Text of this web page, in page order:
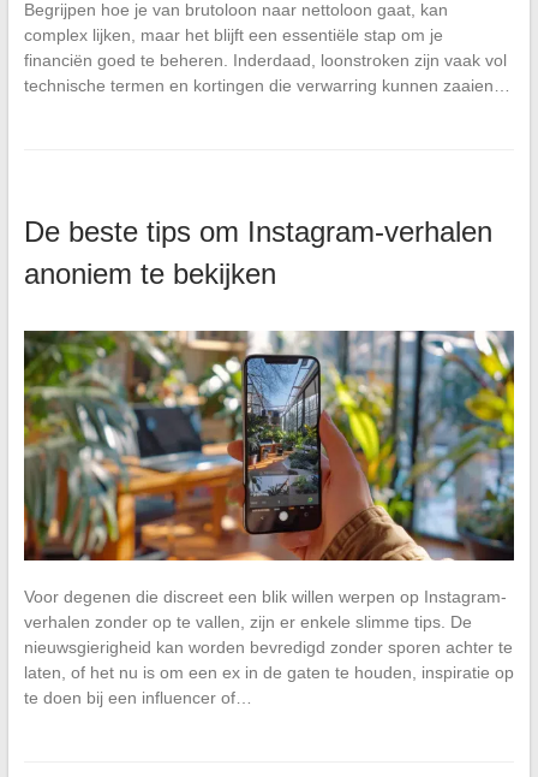
Begrijpen hoe je van brutoloon naar nettoloon gaat, kan
complex lijken, maar het blijft een essentiële stap om je
financiën goed te beheren. Inderdaad, loonstroken zijn vaak vol
technische termen en kortingen die verwarring kunnen zaaien…
De beste tips om Instagram-verhalen
anoniem te bekijken
Voor degenen die discreet een blik willen werpen op Instagram-
verhalen zonder op te vallen, zijn er enkele slimme tips. De
nieuwsgierigheid kan worden bevredigd zonder sporen achter te
laten, of het nu is om een ex in de gaten te houden, inspiratie op
te doen bij een influencer of…